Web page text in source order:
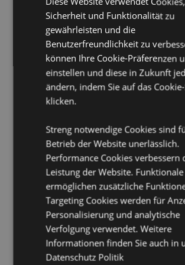
Geeignet für heiße Flüssigkeiten:Nein
Volumen:550ml
BPA-Frei: Ja
Flip-Strohhalm:Ja
Lizenz-Informationen:Dieses Produkt
lizenziert und kann weltweit verkauft
Möchten Sie mehr über den Einkauf
erfahren?Dann lesen Sie unseren
Kundeninformationen.
Produktattribute
Sicherheit und Funktionalität zu
gewährleisten und die
Benutzerfreundlichkeit zu
können Ihre Cookie-Präferenzen
einstellen und diese in Zukunft
ändern, indem Sie auf das
klicken.
Streng notwendige Cookies sind
Betrieb der Website unerlässlich.
Performance Cookies verbessern
Leistung der Website.
ermöglichen zusätzliche
Targeting Cookies werden für
Personalisierung und analytische
Verfolgung verwendet. Weitere
Informationen finden Sie auch in
Datenschutz Politik